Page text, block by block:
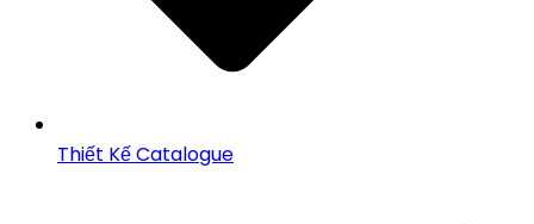
Thiết Kế Catalogue